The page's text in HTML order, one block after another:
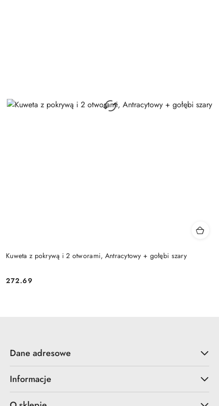
Kuweta z pokrywą i 2 otworami, Antracytowy + gołębi szary
Cena:
272.69
Dane adresowe
Informacje